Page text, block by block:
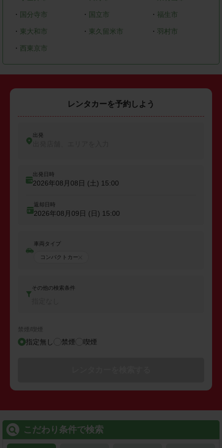
・ 国分寺市 ・ 国立市 ・ 福生市
・ 東大和市 ・ 東久留米市 ・羽村市
・ 西東京市
レンタカーを予約しよう
出発
出発日時
2026年08月08日 (土) 15:00
返却日時
2026年08月09日 (日) 15:00
車両タイプ
コンパクトカー
その他の検索条件
禁煙/喫煙
指定無し 禁煙 喫煙
こだわり条件で検索